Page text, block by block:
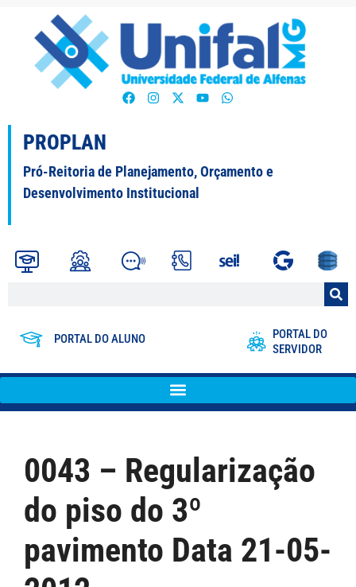
PROPLAN
Pró-Reitoria de Planejamento, Orçamento e
Desenvolvimento Institucional
PORTAL DO ALUNO
PORTAL DO
SERVIDOR
0043 – Regularização
do piso do 3º
pavimento Data 21-05-